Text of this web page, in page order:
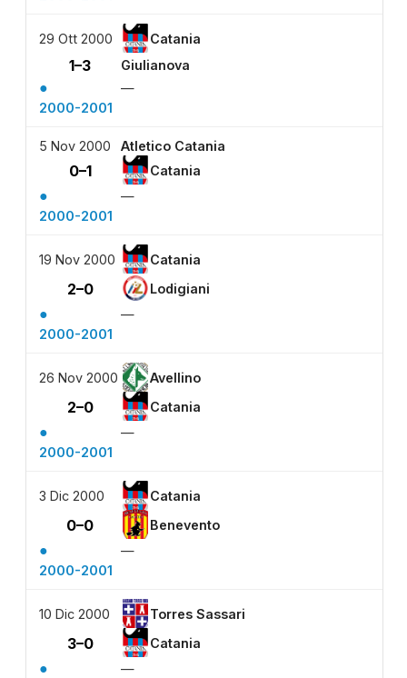
29 Ott 2000 Catania
1–3 Giulianova
●
—
2000-2001
5 Nov 2000 Atletico Catania
0–1 Catania
●
—
2000-2001
19 Nov 2000 Catania
2–0 Lodigiani
●
—
2000-2001
26 Nov 2000 Avellino
2–0 Catania
●
—
2000-2001
3 Dic 2000 Catania
0–0 Benevento
●
—
2000-2001
10 Dic 2000 Torres Sassari
3–0 Catania
●
—